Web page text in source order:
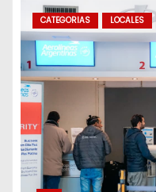
CATEGORIAS LOCALES